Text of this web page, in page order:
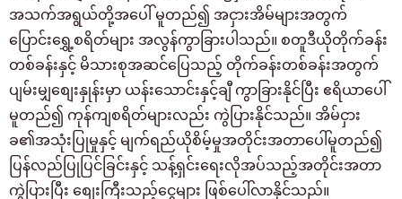
အသက်အရွယ်တို့အပေါ် မူတည်၍ အငှားအိမ်များအတွက်
ပြောင်းရွှေ့စရိတ်များ အလွန်ကွာခြားပါသည်။ စတူဒီယိုတိုက်ခန်း
တစ်ခန်းနှင့် မိသားစုအဆင်ပြေသည့် တိုက်ခန်းတစ်ခန်းအတွက်
ပျမ်းမျှစျေးနှုန်းမှာ ယန်းသောင်းနှင့်ချီ ကွာခြားနိုင်ပြီး ဧရိယာပေါ်
မူတည်၍ ကုန်ကျစရိတ်များလည်း ကွဲပြားနိုင်သည်။ အိမ်ငှား
ခ၏အသုံးပြုမှုနှင့် မျက်ရည်ယိုစိမ့်မှုအတိုင်းအတာပေါ်မူတည်၍
ပြန်လည်ပြုပြင်ခြင်းနှင့် သန့်ရှင်းရေးလိုအပ်သည့်အတိုင်းအတာ
ကွဲပြားပြီး စျေးကြီးသည့်ငွေများ ဖြစ်ပေါ်လာနိုင်သည်။